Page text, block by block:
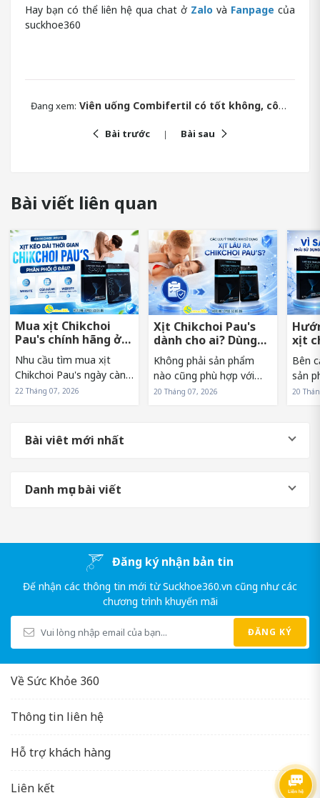
Hay bạn có thể liên hệ qua chat ở Zalo và Fanpage của
suckhoe360
Đang xem: Viên uống Combifertil có tốt không, công dụng, thành phần
Bài trước Bài sau
Bài viết liên quan
Mua xịt Chikchoi
Pau's chính hãng ở
đâu tránh hàng giả?
Nhu cầu tìm mua xịt
Chikchoi Pau's ngày càng
tăng khiến sản phẩm
nhiên, điều này cũng
22 Tháng 07, 2026
Xịt Chikchoi Pau's
dành cho ai? Dùng
có nóng rát không?
Không phải sản phẩm
nào cũng phù hợp với
mọi đối tượng. Vì vậy,
20 Tháng 07, 2026
xịt
sớm
Bên
sản
sử
quả
20
Bài viêt mới nhất
Danh mục bài viết
Đăng ký nhận bản tin
Đế nhận các thông tin mới từ Suckhoe360.vn cũng như các
chương trình khuyến mãi
ĐĂNG KÝ
Về Sức Khỏe 360
Thông tin liên hệ
Hỗ trợ khách hàng
Liên kết